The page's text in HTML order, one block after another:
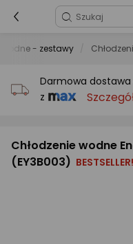
wodne - zestawy
Darmowa dostawa
z
Chłodzenie wodne
(EY3B003) BESTSELLER!